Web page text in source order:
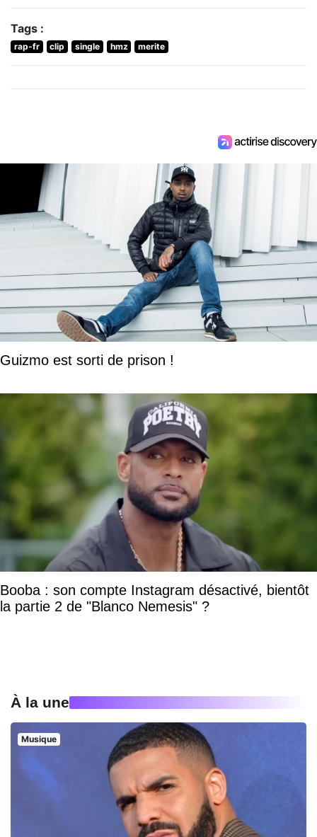
Tags :
rap-fr clip single hmz merite
Guizmo est sorti de prison !
Booba : son compte Instagram désactivé, bientôt
la partie 2 de "Blanco Nemesis" ?
À la une
Musique